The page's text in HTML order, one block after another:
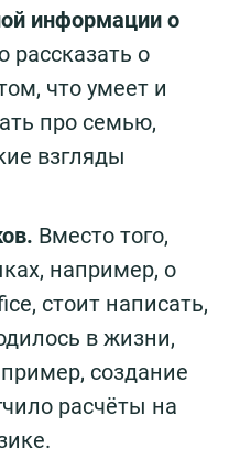
информации о
рассказать о
что умеет и
про семью,
взгляды
Вместо того,
например, о
стоит написать,
в жизни,
создание
расчёты на